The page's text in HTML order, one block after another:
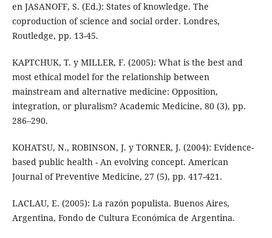
en JASANOFF, S. (Ed.): States of knowledge. The
coproduction of science and social order. Londres,
Routledge, pp. 13-45.
KAPTCHUK, T. y MILLER, F. (2005): What is the best and
most ethical model for the relationship between
mainstream and alternative medicine: Opposition,
integration, or pluralism? Academic Medicine, 80 (3), pp.
286–290.
KOHATSU, N., ROBINSON, J. y TORNER, J. (2004): Evidence-
based public health - An evolving concept. American
Journal of Preventive Medicine, 27 (5), pp. 417-421.
LACLAU, E. (2005): La razón populista. Buenos Aires,
Argentina, Fondo de Cultura Económica de Argentina.